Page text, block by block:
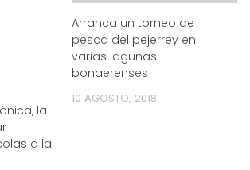
la
a la
Arranca un torneo de
pesca del pejerrey en
varias lagunas
bonaerenses
10 AGOSTO, 2018